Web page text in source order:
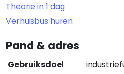
Theorie in 1 dag
Verhuisbus huren
Pand & adres
Gebruiksdoel